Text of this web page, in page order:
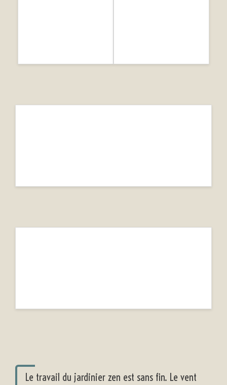
Le travail du jardinier zen est sans fin. Le vent